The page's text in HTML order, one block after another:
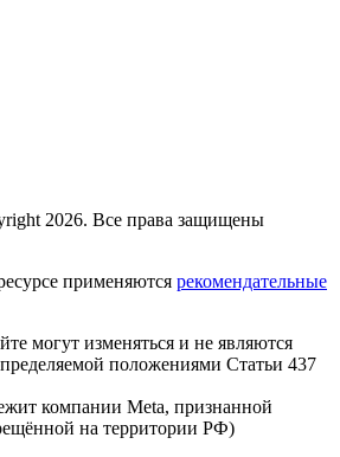
2026. Все права защищены
применяются рекомендательные
могут изменяться и не являются
положениями Статьи 437
компании Meta, признанной
на территории РФ)